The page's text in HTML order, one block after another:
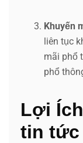
Khuyến
liên tục
mãi phổ
phổ
Lợi
tin tức